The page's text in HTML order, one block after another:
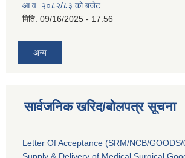
आ.व. २०८२/८३ को बजेट
मिति: 09/16/2025 - 17:56
अन्य
सार्वजनिक खरिद/बोलपत्र सूचना
Letter Of Acceptance (SRM/NCB/